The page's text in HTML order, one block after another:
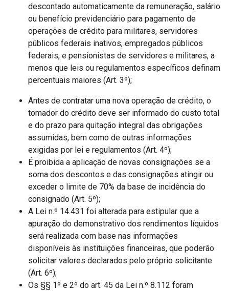
descontado automaticamente da remuneração, salário
ou benefício previdenciário para pagamento de
operações de crédito para militares, servidores
públicos federais inativos, empregados públicos
federais, e pensionistas de servidores e militares, a
menos que leis ou regulamentos específicos definam
percentuais maiores (Art. 3º);
Antes de contratar uma nova operação de crédito, o
tomador do crédito deve ser informado do custo total
e do prazo para quitação integral das obrigações
assumidas, bem como de outras informações
exigidas por lei e regulamentos (Art. 4º);
É proibida a aplicação de novas consignações se a
soma dos descontos e das consignações atingir ou
exceder o limite de 70% da base de incidência do
consignado (Art. 5º);
A Lei n.º 14.431 foi alterada para estipular que a
apuração do demonstrativo dos rendimentos líquidos
será realizada com base nas informações
disponíveis às instituições financeiras, que poderão
solicitar valores declarados pelo próprio solicitante
(Art. 6º);
Os §§ 1º e 2º do art. 45 da Lei n.º 8.112 foram